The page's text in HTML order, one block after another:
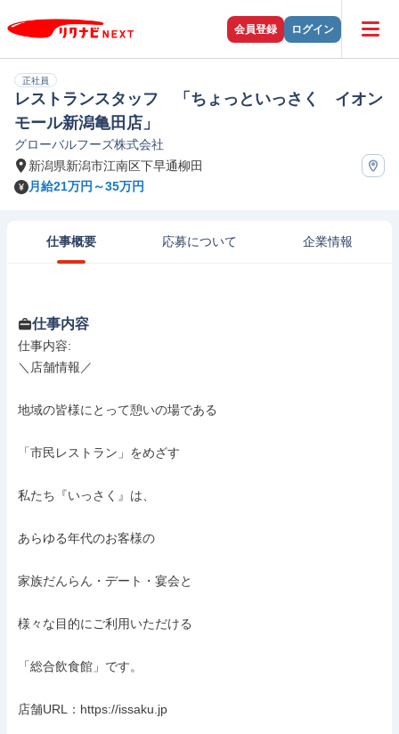
会員登録 ログイン
正社員
レストランスタッフ 「ちょっといっさく イオン
モール新潟亀田店」
グローバルフーズ株式会社
新潟県新潟市江南区下早通柳田
月給21万円～35万円
仕事概要 応募について 企業情報
仕事内容
仕事内容:
＼店舗情報／
地域の皆様にとって憩いの場である
「市民レストラン」をめざす
私たち『いっさく』は、
あらゆる年代のお客様の
家族だんらん・デート・宴会と
様々な目的にご利用いただける
「総合飲食館」です。
店舗URL：https://issaku.jp